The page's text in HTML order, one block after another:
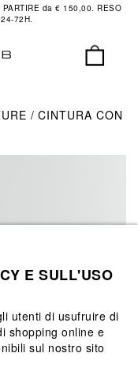
PARTIRE da € 150,00. RESO
72H.
CINTURA CON
E SULL'USO
utenti di usufruire di
shopping online e
sul nostro sito